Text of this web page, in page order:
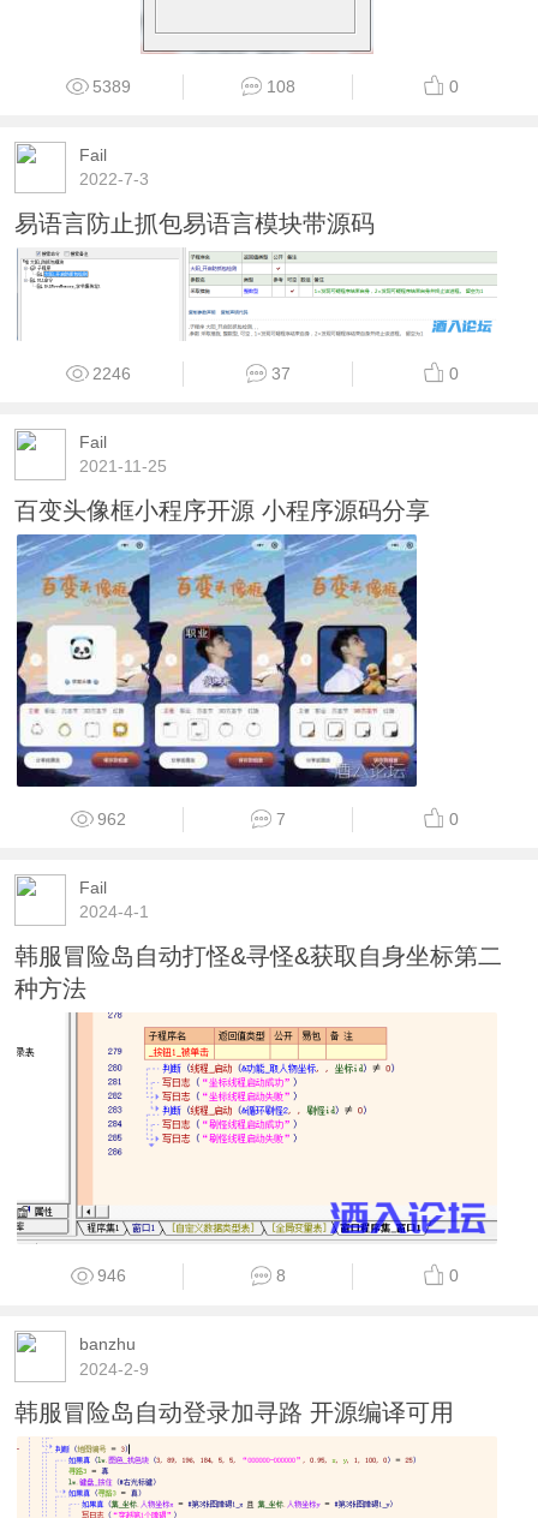
5389 108 0
Fail
2022-7-3
易语言防止抓包易语言模块带源码
2246 37 0
Fail
2021-11-25
百变头像框小程序开源 小程序源码分享
962 7 0
Fail
2024-4-1
韩服冒险岛自动打怪&寻怪&获取自身坐标第二
种方法
946 8 0
banzhu
2024-2-9
韩服冒险岛自动登录加寻路 开源编译可用